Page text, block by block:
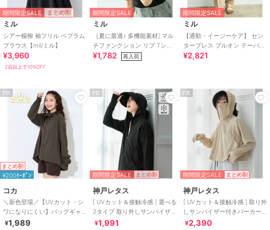
期間限定SALE まとめ割
ミル
シアー楊柳 袖フリル ペプラム
ブラウス【mil/ミル】
¥3,960
2点以上で10%OFF
期間限定SALE
ミル
［夏に最適♪ 多機能素材] マル
チファンクション リブ Tシャ
ツ / 汗染み防止 【mil/ミル】
¥1,782 再入荷
期間限定SALE
ミル
【通勤・イージーケア】 セン
タープレス プルオン テーパー
ドパンツ / 新色登場♪ 【mil/ミ
¥2,821
PR
まとめ割
¥200ｸｰﾎﾟﾝ
コカ
＼新色登場／【UVカット・シ
ワになりにくい】バッグギャ
ザーUVパーカー 全4色
¥1,989
PR
期間限定SALE まとめ割
神戸レタス
[ UVカット＆接触冷感 ] 選べる
2タイプ 取り外しサンバイザー
付きパーカー [C7760]
¥1,991
PR
期間限定SALE まとめ割
神戸レタス
[ UVカット＆接触冷感 ] 取り外
しサンバイザー付きパーカー
[C7966]
¥2,390